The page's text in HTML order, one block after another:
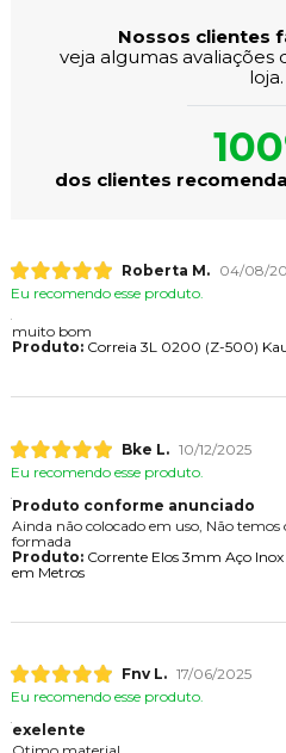
Nossos clientes
veja algumas avaliações
loja.
dos clientes
Roberta M.
04/08/
Eu recomendo esse produto.
muito bom
Produto:Correia 3L 0200 (Z-500)
Bke L. 10/12/2025
Eu recomendo esse produto.
Produto conforme anunciado
Ainda não colocado em uso, Não temos
formada
Produto:Corrente Elos 3mm Aço Inox
em Metros
Fnv L. 17/06/2025
Eu recomendo esse produto.
exelente